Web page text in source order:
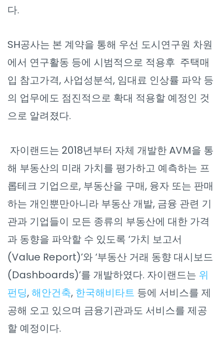
다.
SH공사는 본 계약을 통해 우선 도시연구원 차원
에서 연구활동 등에 시범적으로 적용후 주택매
입 참고가격, 사업성분석, 임대료 인상률 파악 등
의 업무에도 점진적으로 확대 적용할 예정인 것
으로 알려졌다.
자이랜드는 2018년부터 자체 개발한 AVM을 통
해 부동산의 미래 가치를 평가하고 예측하는 프
롭테크 기업으로, 부동산을 구매, 융자 또는 판매
하는 개인뿐만아니라 부동산 개발, 금융 관련 기
관과 기업들이 모든 종류의 부동산에 대한 가격
과 동향을 파악할 수 있도록 ‘가치 보고서
(Value Report)’와 ‘부동산 거래 동향 대시보드
(Dashboards)’를 개발하였다. 자이랜드는 위
펀딩,해안건축, 한국해비타트 등에 서비스를 제
공해 오고 있으며 금융기관과도 서비스를 제공
할 예정이다.